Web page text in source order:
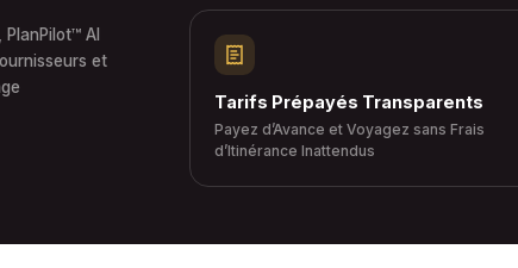
AI
et
Tarifs Prépayés Transparents
Payez d’Avance et Voyagez sans Frais
d’Itinérance Inattendus